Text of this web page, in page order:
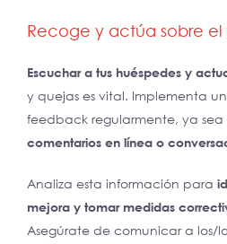
Recoge y actúa sobre
Escuchar a tus huéspedes y
y quejas es vital. Implementa
feedback regularmente, ya sea
comentarios en línea o
Analiza esta información para
mejora y tomar medidas
Asegúrate de comunicar a los/